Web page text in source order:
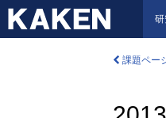
課題ペー